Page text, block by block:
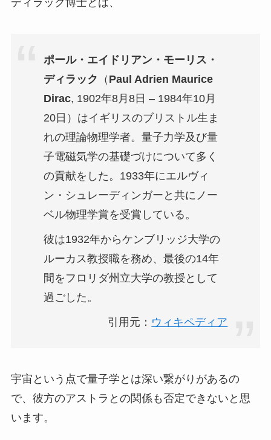
ディラック博士とは、
ポール・エイドリアン・モーリス・
ディラック （ Paul Adrien Maurice
Dirac, 1902年8月8日 – 1984年10月
20日）はイギリスのブリストル生ま
れの理論物理学者。量子力学及び量
子電磁気学の基礎づけについて多く
の貢献をした。1933年にエルヴィ
ン・シュレーディンガーと共にノー
ベル物理学賞を受賞している。
彼は1932年からケンブリッジ大学の
ルーカス教授職を務め、最後の14年
間をフロリダ州立大学の教授として
過ごした。
引用元： ウィキペディア
宇宙という点で量子学とは深い繋がりがあるの
で、彼方のアストラとの関係も否定できないと思
います。